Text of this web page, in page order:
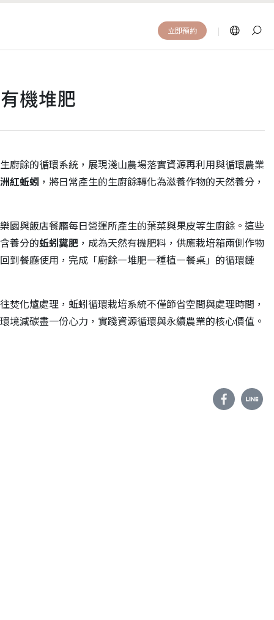
立即預約 |
機堆肥
廚餘的循環系統，展現淺山農場落實資源再利用與循環農業
紅蚯蚓 ，將日常產生的生廚餘轉化為滋養作物的天然養分，
園與飯店餐廳每日營運所產生的葉菜與果皮等生廚餘。這些
養分的蚯蚓糞肥 ，成為天然有機肥料，供應栽培箱兩側作物
到餐廳使用，完成「廚餘—堆肥—種植—餐桌」的循環鏈
焚化爐處理，蚯蚓循環栽培系統不僅節省空間與處理時間，
境減碳盡一份心力，實踐資源循環與永續農業的核心價值。